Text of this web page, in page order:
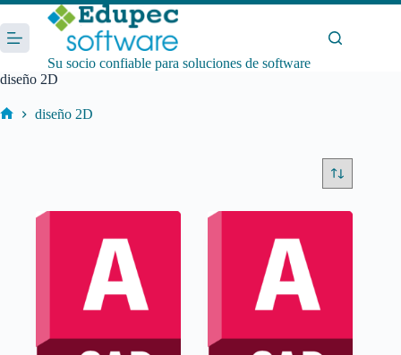
Saltar
al
contenido
Su socio confiable para soluciones de software
diseño 2D
diseño 2D